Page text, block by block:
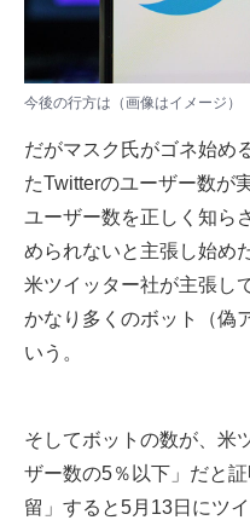
今後の行方は（画像はイメージ）
だがマスク氏がゴネ始め
たTwitterのユーザー数が
ユーザー数を正しく知ら
められないと主張し始め
米ツイッター社が主張し
かなり多くのボット（偽
いう。
そしてボットの数が、米
ザー数の5％以下」だと
留」すると5月13日にツ